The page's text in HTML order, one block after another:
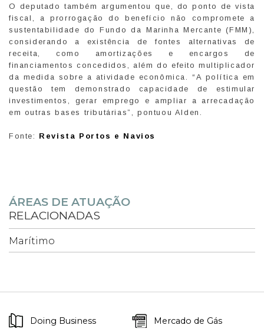
O deputado também argumentou que, do ponto de vista
fiscal, a prorrogação do benefício não compromete a
sustentabilidade do Fundo da Marinha Mercante (FMM),
considerando a existência de fontes alternativas de
receita, como amortizações e encargos de
financiamentos concedidos, além do efeito multiplicador
da medida sobre a atividade econômica. “A política em
questão tem demonstrado capacidade de estimular
investimentos, gerar emprego e ampliar a arrecadação
em outras bases tributárias”, pontuou Alden.
Fonte: Revista Portos e Navios
ÁREAS DE ATUAÇÃO
RELACIONADAS
Marítimo
Doing Business Mercado de Gás